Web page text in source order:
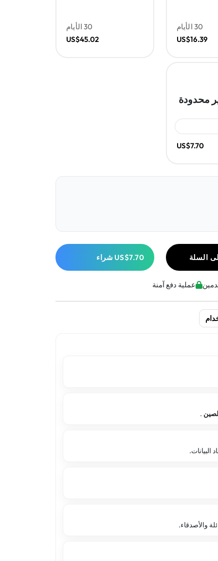
30 الأيام
US$16.39
30 الأيام
US$45.02
محدودة
US$7.70
السلة شراء US$7.70
عملية دفع آمنة
.